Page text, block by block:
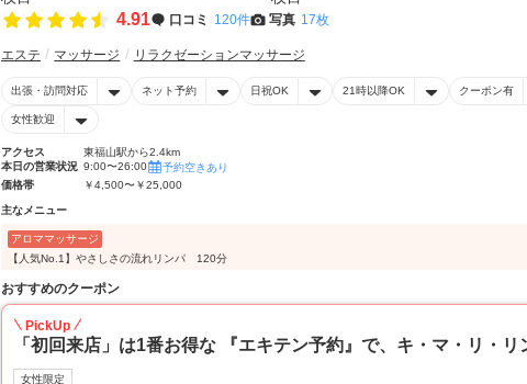
4.91 口コミ 120件 写真 17枚
エステ マッサージ リラクゼーションマッサージ
出張・訪問対応 ネット予約 日祝OK 21時以降OK クーポン有
女性歓迎
アクセス
東福山駅から2.4km
本日の営業状況 9:00〜26:00
予約空きあり
価格帯
￥4,500〜￥25,000
主なメニュー
アロママッサージ
【人気No.1】やさしさの流れリンパ 120分
おすすめのクーポン
PickUp
「初回来店」は1番お得な 『エキテン予約』で、キ・マ・リ・
女性限定